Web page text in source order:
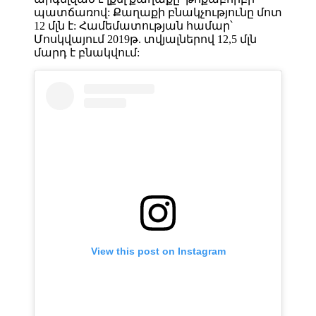
պատճառով: Քաղաքի բնակչությունը մոտ
12 մլն է: Համեմատության համար՝
Մոսկվայում 2019թ. տվյալներով 12,5 մլն
մարդ է բնակվում:
View this post on Instagram